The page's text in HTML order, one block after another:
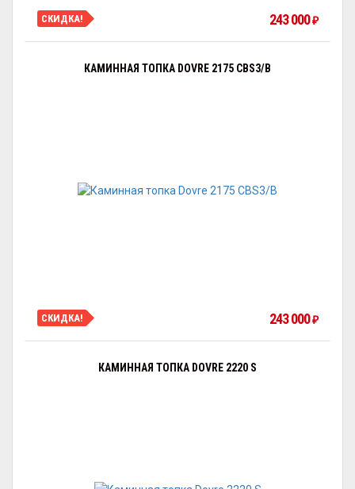
СКИДКА! 243 000 ₽
КАМИННАЯ ТОПКА DOVRE 2175 CBS3/B
СКИДКА! 243 000 ₽
КАМИННАЯ ТОПКА DOVRE 2220 S